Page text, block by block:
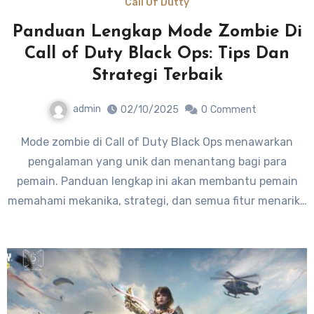
Panduan Lengkap Mode Zombie Di
Call of Duty Black Ops: Tips Dan
Strategi Terbaik
admin 02/10/2025 0 Comment
Mode zombie di Call of Duty Black Ops menawarkan
pengalaman yang unik dan menantang bagi para
pemain. Panduan lengkap ini akan membantu pemain
memahami mekanika, strategi, dan semua fitur menarik…